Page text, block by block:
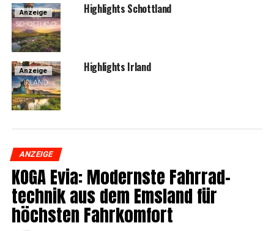
Anzeige High­lights Schottland
Anzeige High­lights Irland
ANZEIGE
KOGA Evia: Moderns­te Fahr­rad­
tech­nik aus dem Ems­land für
höchs­ten Fahrkomfort